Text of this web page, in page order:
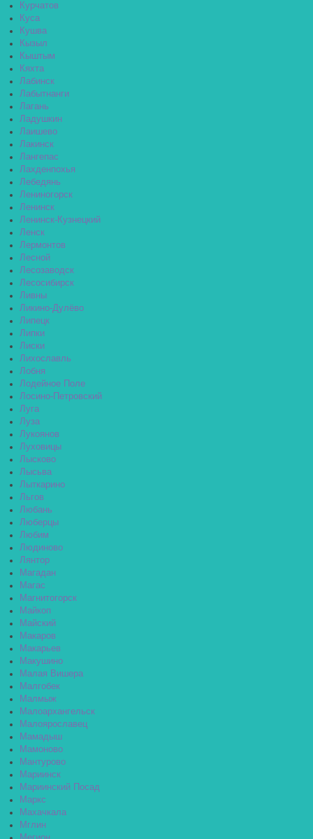
Курчатов
Куса
Кушва
Кызыл
Кыштым
Кяхта
Лабинск
Лабытнанги
Лагань
Ладушкин
Лаишево
Лакинск
Лангепас
Лахденпохья
Лебедянь
Лениногорск
Ленинск
Ленинск-Кузнецкий
Ленск
Лермонтов
Лесной
Лесозаводск
Лесосибирск
Ливны
Ликино-Дулёво
Липецк
Липки
Лиски
Лихославль
Лобня
Лодейное Поле
Лосино-Петровский
Луга
Луза
Лукоянов
Луховицы
Лысково
Лысьва
Лыткарино
Льгов
Любань
Люберцы
Любим
Людиново
Лянтор
Магадан
Магас
Магнитогорск
Майкоп
Майский
Макаров
Макарьев
Макушино
Малая Вишера
Малгобек
Малмыж
Малоархангельск
Малоярославец
Мамадыш
Мамоново
Мантурово
Мариинск
Мариинский Посад
Маркс
Махачкала
Мглин